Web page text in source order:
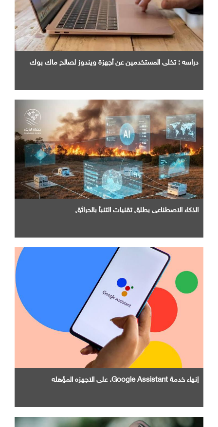
دراسه : تخلي المستخدمين عن أجهزة ويندوز لصالح ماك بوك
الذكاء الاصطناعي يطلق تقنيات التنبأ بالحرائق
إنهاء خدمة Google Assistant. علي الاجهزه المؤهله